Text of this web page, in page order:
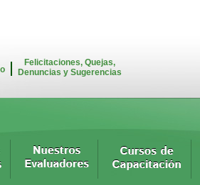
Felicitaciones, Quejas,
Denuncias y Sugerencias